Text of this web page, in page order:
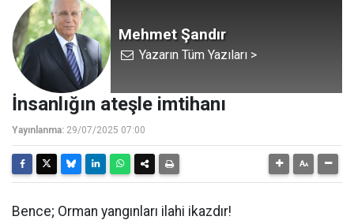
Mehmet Şandır
Yazarın Tüm Yazıları >
İnsanlığın ateşle imtihanı
Yayınlanma: 29/07/2025 07:00
Bence; Orman yangınları ilahi ikazdır!